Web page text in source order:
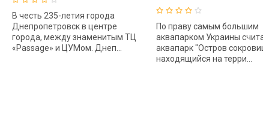
В честь 235-летия города
Днепропетровск в центре
города, между знаменитым ТЦ
«Passage» и ЦУМом. Днеп...
По праву самым большим
аквапарком Украины
аквапарк "Остров
находящийся на терри...